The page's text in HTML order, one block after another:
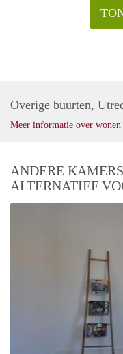
Overige buurten,
Meer informatie over
ANDERE
ALTERNATIEF